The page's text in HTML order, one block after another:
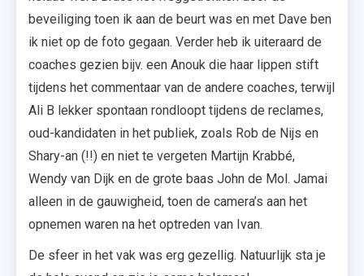
beveiliging toen ik aan de beurt was en met Dave ben
ik niet op de foto gegaan. Verder heb ik uiteraard de
coaches gezien bijv. een Anouk die haar lippen stift
tijdens het commentaar van de andere coaches, terwijl
Ali B lekker spontaan rondloopt tijdens de reclames,
oud-kandidaten in het publiek, zoals Rob de Nijs en
Shary-an (!!) en niet te vergeten Martijn Krabbé,
Wendy van Dijk en de grote baas John de Mol. Jamai
alleen in de gauwigheid, toen de camera’s aan het
opnemen waren na het optreden van Ivan.
De sfeer in het vak was erg gezellig. Natuurlijk sta je